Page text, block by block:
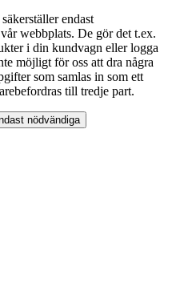
endast
webbplats. De gör det t.ex.
i din kundvagn eller logga
möjligt för oss att dra några
som samlas in som ett
till tredje part.
nödvändiga